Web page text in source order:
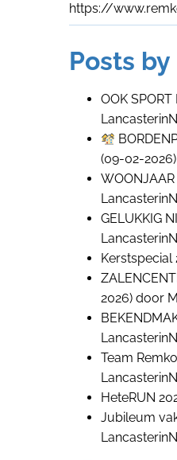
https://
Posts
OOK SPORT
Lancasterin
(09-02-2026)
Lancasterin
GELUKKIG
Lancasterin
Kerstspecial
2026) door
Lancasterin
Team
Lancasterin
HeteRUN
Jubileum
Lancasterin